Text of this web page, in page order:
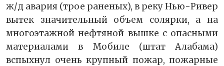
ж/д авария (трое раненых), в реку Нью-Ривер
вытек значительный объем солярки, а на
многоэтажной нефтяной вышке с опасными
материалами в Мобиле (штат Алабама)
вспыхнул очень крупный пожар, пожарные